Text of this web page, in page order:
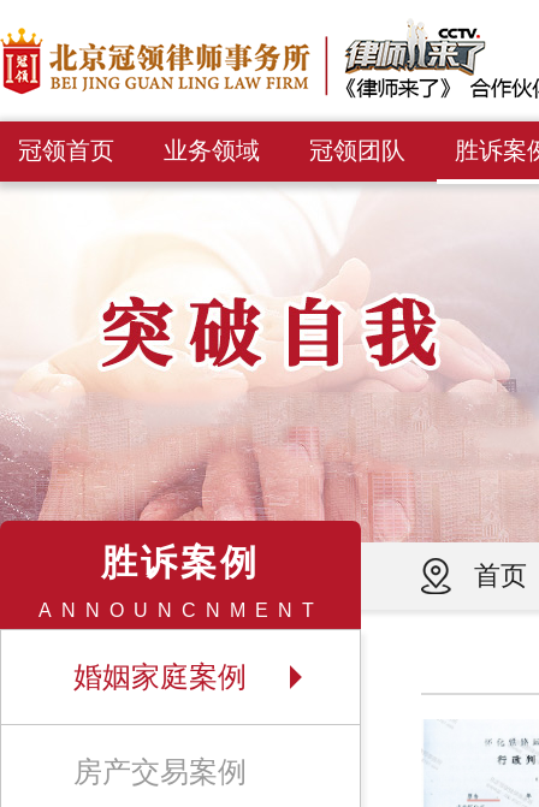
冠领首页 业务领域 冠领团队 胜诉案
首页
胜诉案例
ANNOUNCNMENT
婚姻家庭案例
房产交易案例